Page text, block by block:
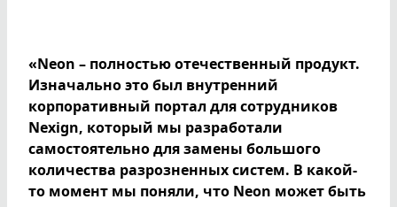
«Neon – полностью отечественный продукт.
Изначально это был внутренний
корпоративный портал для сотрудников
Nexign, который мы разработали
самостоятельно для замены большого
количества разрозненных систем. В какой-
то момент мы поняли, что Neon может быть